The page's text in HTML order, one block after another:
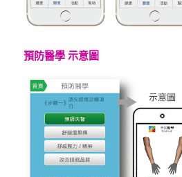
預防醫學 示意圖